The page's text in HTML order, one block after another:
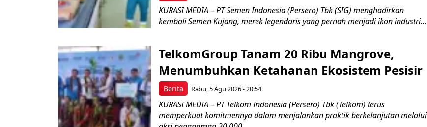
KURASI MEDIA – PT Semen Indonesia (Persero) Tbk (SIG) menghadirkan
kembali Semen Kujang, merek legendaris yang pernah menjadi ikon industri...
Berita
TelkomGroup Tanam 20 Ribu Mangrove,
Menumbuhkan Ketahanan Ekosistem Pesisir
Rabu, 5 Agu 2026 - 20:54
KURASI MEDIA – PT Telkom Indonesia (Persero) Tbk (Telkom) terus
memperkuat komitmennya dalam menjalankan praktik berkelanjutan melalui